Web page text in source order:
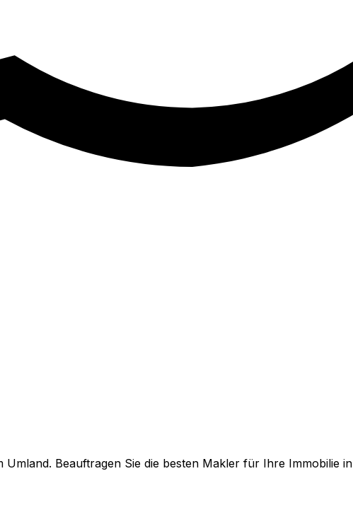
Beauftragen Sie die besten Makler für Ihre Immobilie in